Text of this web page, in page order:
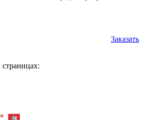
Заказать
страницах: